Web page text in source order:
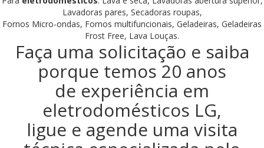
Lavadoras pares, Secadoras roupas,
Fornos Micro-ondas, Fornos multifuncionais, Geladeiras, Geladeiras
Frost Free, Lava Louças.
Faça uma solicitação e saiba
porque temos 20 anos
de experiência em
eletrodomésticos LG,
ligue e agende uma visita